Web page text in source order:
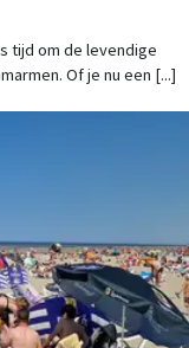
tijd om de levendige
Of je nu een [...]